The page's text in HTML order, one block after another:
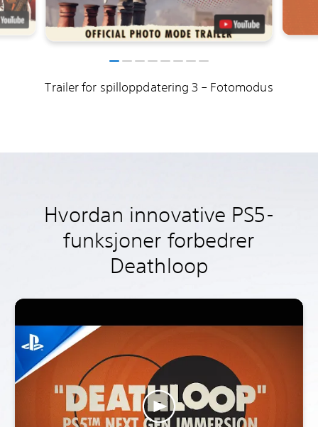
Trailer for spilloppdatering 3 – Fotomodus
Hvordan innovative PS5-
funksjoner forbedrer
Deathloop